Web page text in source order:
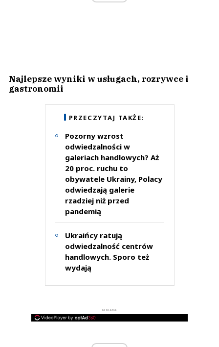
Najlepsze wyniki w usługach, rozrywce i
gastronomii
PRZECZYTAJ TAKŻE:
Pozorny wzrost
odwiedzalności w
galeriach handlowych? Aż
20 proc. ruchu to
obywatele Ukrainy, Polacy
odwiedzają galerie
rzadziej niż przed
pandemią
Ukraińcy ratują
odwiedzalność centrów
handlowych. Sporo też
wydają
REKLAMA